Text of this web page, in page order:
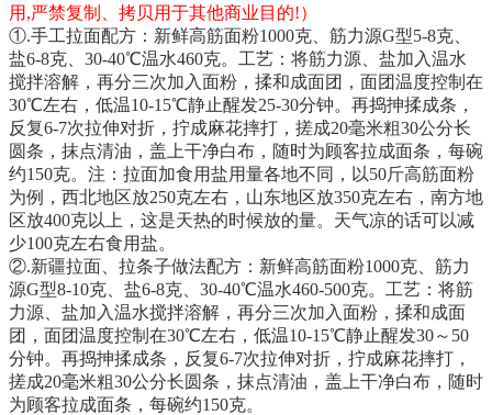
用,严禁复制、拷贝用于其他商业目的!）
①.手工拉面配方：新鲜高筋面粉1000克、筋力源G型5-8克、
盐6-8克、30-40℃温水460克。工艺：将筋力源、盐加入温水
搅拌溶解，再分三次加入面粉，揉和成面团，面团温度控制在
30℃左右，低温10-15℃静止醒发25-30分钟。再捣抻揉成条，
反复6-7次拉伸对折，拧成麻花摔打，搓成20毫米粗30公分长
圆条，抹点清油，盖上干净白布，随时为顾客拉成面条，每碗
约150克。注：拉面加食用盐用量各地不同，以50斤高筋面粉
为例，西北地区放250克左右，山东地区放350克左右，南方地
区放400克以上，这是天热的时候放的量。天气凉的话可以减
少100克左右食用盐。
②.新疆拉面、拉条子做法配方：新鲜高筋面粉1000克、筋力
源G型8-10克、盐6-8克、30-40℃温水460-500克。工艺：将筋
力源、盐加入温水搅拌溶解，再分三次加入面粉，揉和成面
团，面团温度控制在30℃左右，低温10-15℃静止醒发30～50
分钟。再捣抻揉成条，反复6-7次拉伸对折，拧成麻花摔打，
搓成20毫米粗30公分长圆条，抹点清油，盖上干净白布，随时
为顾客拉成面条，每碗约150克。